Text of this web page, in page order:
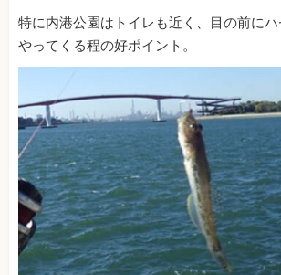
特に内港公園はトイレも近く、目の前に
やってくる程の好ポイント。